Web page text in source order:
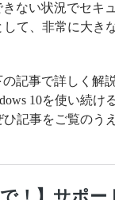
きない状況でセキ
して、非常に大き
記事で詳しく解
10を使い続け
ひ記事をご覧のう